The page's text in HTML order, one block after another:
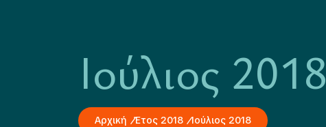
Ιούλιος 2018
Αρχική Έτος 2018 Ιούλιος 2018